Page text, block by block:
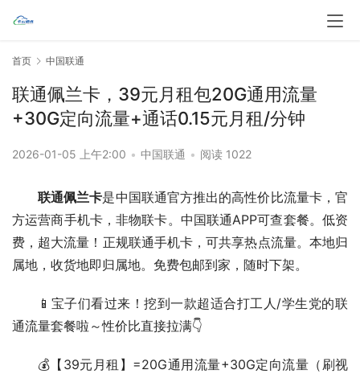
首页 中国联通
联通佩兰卡，39元月租包20G通用流量
+30G定向流量+通话0.15元月租/分钟
2026-01-05 上午2:00 • 中国联通 • 阅读 1022
联通佩兰卡是中国联通官方推出的高性价比流量卡，官
方运营商手机卡，非物联卡。中国联通APP可查套餐。低资
费，超大流量！正规联通手机卡，可共享热点流量。本地归
属地，收货地即归属地。免费包邮到家，随时下架。
📱宝子们看过来！挖到一款超适合打工人/学生党的联
通流量套餐啦～性价比直接拉满👇
💰【39元月租】=20G通用流量+30G定向流量（刷视